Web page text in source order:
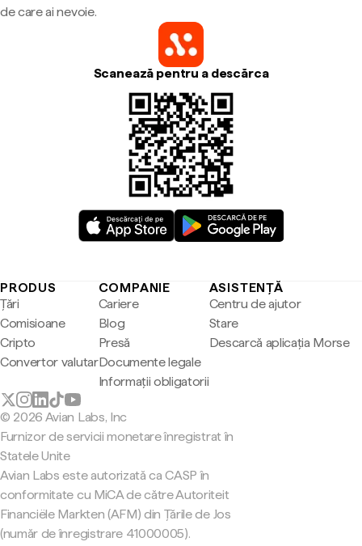
de care ai nevoie.
Scanează pentru a descărca
PRODUS
Țări
Comisioane
Cripto
Convertor valutar
COMPANIE
Cariere
Blog
Presă
Documente legale
Informații obligatorii
ASISTENȚĂ
Centru de ajutor
Stare
Descarcă aplicația Morse
© 2026 Avian Labs, Inc
Furnizor de servicii monetare înregistrat în
Statele Unite
Avian Labs este autorizată ca CASP în
conformitate cu MiCA de către Autoriteit
Financiële Markten (AFM) din Țările de Jos
(număr de înregistrare 41000005).